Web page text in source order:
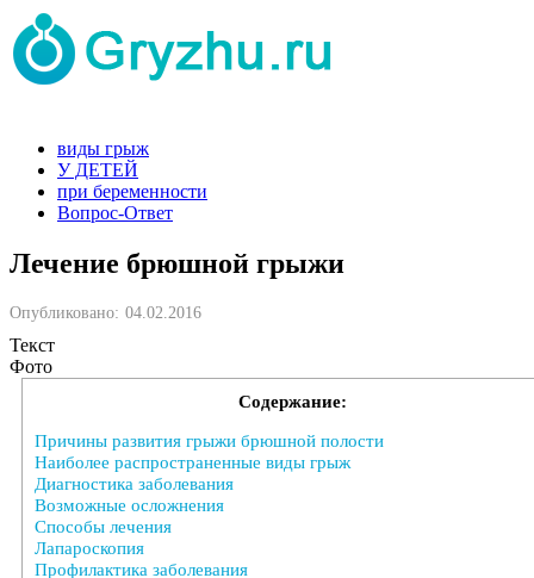
виды грыж
У ДЕТЕЙ
при беременности
Вопрос-Ответ
Лечение брюшной грыжи
Опубликовано: 04.02.2016
Текст
Фото
Содержание:
Причины развития грыжи брюшной полости
Наиболее распространенные виды грыж
Диагностика заболевания
Возможные осложнения
Способы лечения
Лапароскопия
Профилактика заболевания